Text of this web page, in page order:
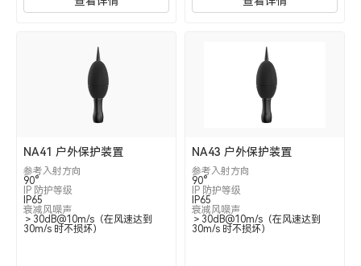
NA41 户外保护装置
参考入射方向
90°
IP 防护等级
IP65
衰减风噪声
＞30dB@10m/s（在风速达到
30m/s 时不损坏）
NA43 户外保护装置
参考入射方向
90°
IP 防护等级
IP65
衰减风噪声
＞30dB@10m/s（在风速达到
30m/s 时不损坏）